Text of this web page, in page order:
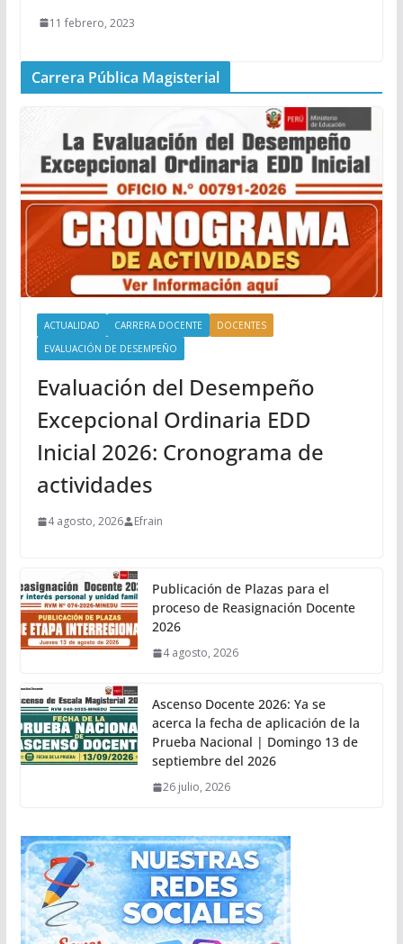
11 febrero, 2023
Carrera Pública Magisterial
ACTUALIDAD CARRERA DOCENTE
DOCENTES
EVALUACIÓN DE DESEMPEÑO
Evaluación del Desempeño
Excepcional Ordinaria EDD
Inicial 2026: Cronograma de
actividades
4 agosto, 2026 Efrain
Publicación de Plazas para el
proceso de Reasignación Docente
2026
4 agosto, 2026
Ascenso Docente 2026: Ya se
acerca la fecha de aplicación de la
Prueba Nacional | Domingo 13 de
septiembre del 2026
26 julio, 2026